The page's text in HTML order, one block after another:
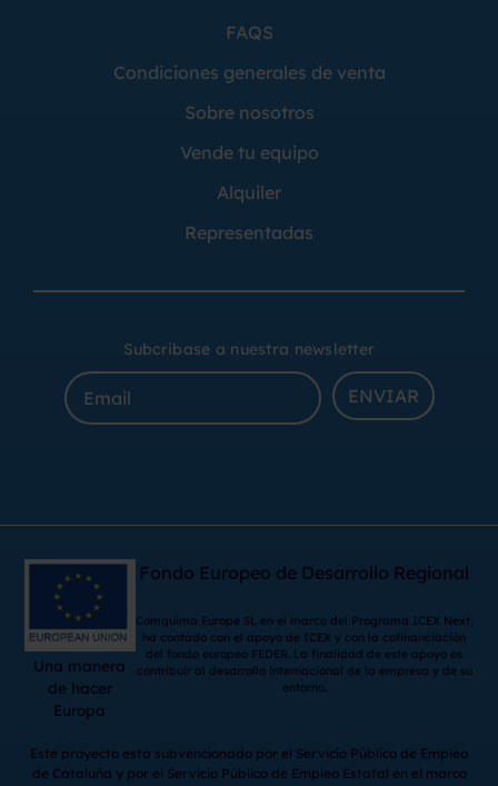
FAQS
Condiciones generales de venta
Sobre nosotros
Vende tu equipo
Alquiler
Representadas
Subcribase a nuestra newsletter
ENVIAR
Una manera
de hacer
Europa
Fondo Europeo de Desarrollo Regional
Comquima Europe SL en el marco del Programa ICEX Next,
ha contado con el apoyo de ICEX y con la cofinanciación
del fondo europeo FEDER. La finalidad de este apoyo es
contribuir al desarrollo internacional de la empresa y de su
entorno.
Este proyecto está subvencionado por el Servicio Público de Empleo
de Cataluña y por el Servicio Público de Empleo Estatal en el marco